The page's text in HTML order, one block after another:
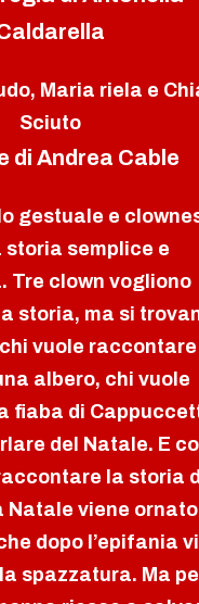
Maria riela e
Sciuto
di Andrea Cable
gestuale e
storia semplice e
Tre clown vogliono
storia, ma si
vuole
albero, chi vuole
fiaba di
del Natale. E
la storia
Natale viene ornato
dopo l’epifania
spazzatura. Ma